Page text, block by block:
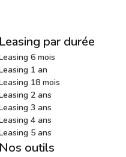
Leasing par durée
6 mois
1 an
18 mois
2 ans
3 ans
4 ans
5 ans
Nos outils